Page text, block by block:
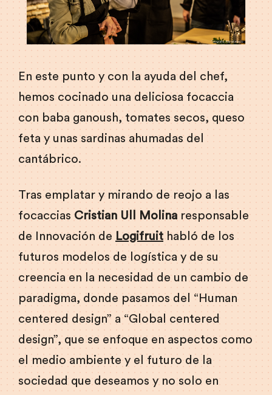
En este punto y con la ayuda del chef,
hemos cocinado una deliciosa focaccia
con baba ganoush, tomates secos, queso
feta y unas sardinas ahumadas del
cantábrico.
Tras emplatar y mirando de reojo a las
focaccias Cristian Ull Molina responsable
de Innovación de Logifruit habló de los
futuros modelos de logística y de su
creencia en la necesidad de un cambio de
paradigma, donde pasamos del “Human
centered design” a “Global centered
design”, que se enfoque en aspectos como
el medio ambiente y el futuro de la
sociedad que deseamos y no solo en